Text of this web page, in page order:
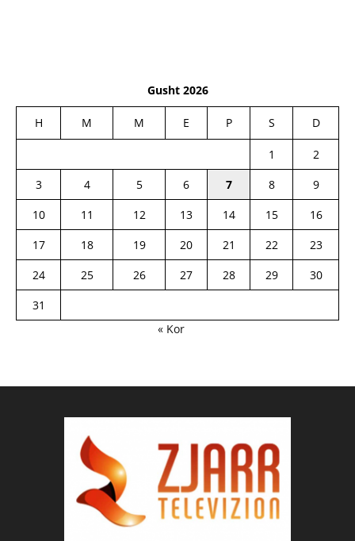
Gusht 2026
H M M E P S D
1
2
3
4 5 6 7 8
9
10
11 12 13 14 15
16
17
18 19 20 21 22
23
24
25 26 27 28 29
30
31
« Kor